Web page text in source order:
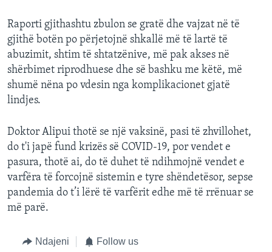
Raporti gjithashtu zbulon se gratë dhe vajzat në të
gjithë botën po përjetojnë shkallë më të lartë të
abuzimit, shtim të shtatzënive, më pak akses në
shërbimet riprodhuese dhe së bashku me këtë, më
shumë nëna po vdesin nga komplikacionet gjatë
lindjes.
Doktor Alipui thotë se një vaksinë, pasi të zhvillohet,
do t'i japë fund krizës së COVID-19, por vendet e
pasura, thotë ai, do të duhet të ndihmojnë vendet e
varfëra të forcojnë sistemin e tyre shëndetësor, sepse
pandemia do t’i lërë të varfërit edhe më të rrënuar se
më parë.
Ndajeni Follow us